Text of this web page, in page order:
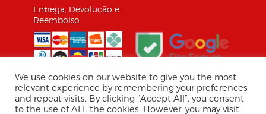
Entrega, Devolução e
Reembolso
© 2026 Shopaju Marketplace.
We use cookies on our website to give you the most
relevant experience by remembering your preferences
and repeat visits. By clicking “Accept All”, you consent
to the use of ALL the cookies. However, you may visit